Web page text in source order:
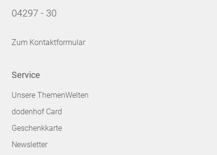
04297 - 30
Zum Kontaktformular
Service
Unsere ThemenWelten
dodenhof Card
Geschenkkarte
Newsletter